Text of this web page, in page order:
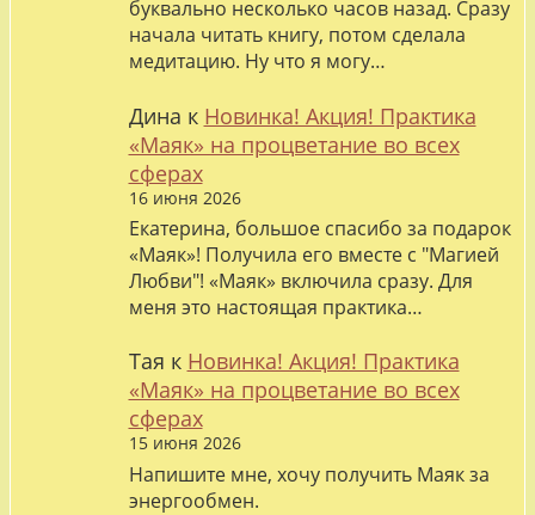
буквально несколько часов назад. Сразу
начала читать книгу, потом сделала
медитацию. Ну что я могу…
Дина к Новинка! Акция! Практика
«Маяк» на процветание во всех
сферах
16 июня 2026
Екатерина, большое спасибо за подарок
«Маяк»! Получила его вместе с "Магией
Любви"! «Маяк» включила сразу. Для
меня это настоящая практика…
Тая к Новинка! Акция! Практика
«Маяк» на процветание во всех
сферах
15 июня 2026
Напишите мне, хочу получить Маяк за
энергообмен.